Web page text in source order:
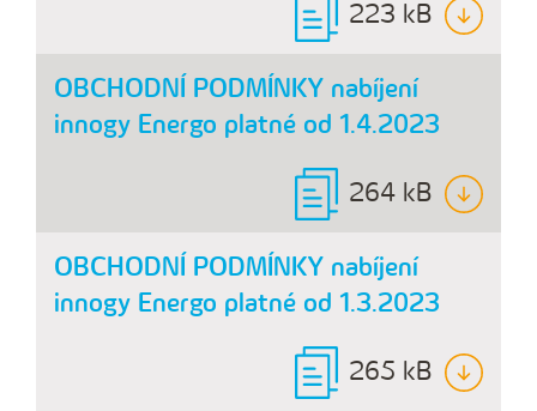
223 kB
OBCHODNÍ PODMÍNKY nabíjení
innogy Energo platné od 1.4.2023
264 kB
OBCHODNÍ PODMÍNKY nabíjení
innogy Energo platné od 1.3.2023
265 kB